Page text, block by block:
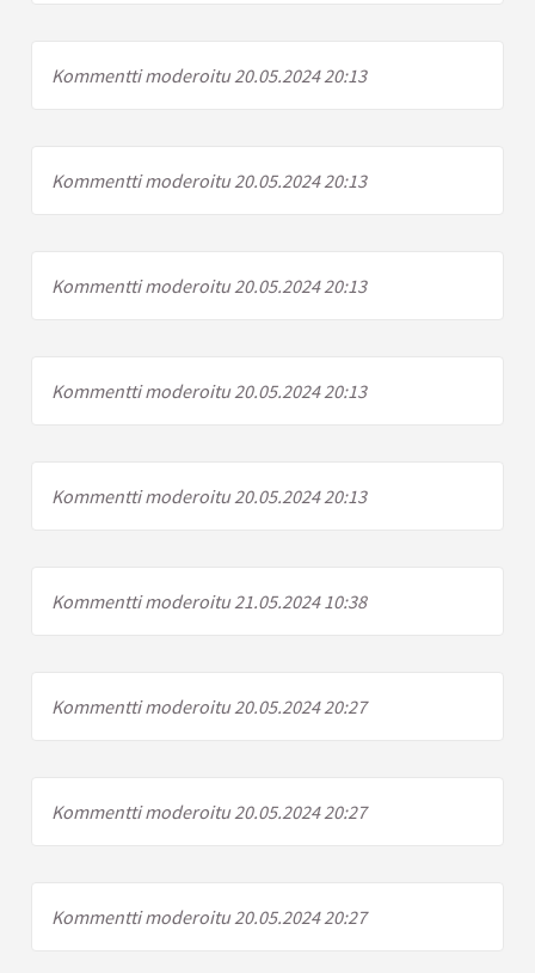
Kommentti moderoitu 20.05.2024 20:13
Kommentti moderoitu 20.05.2024 20:13
Kommentti moderoitu 20.05.2024 20:13
Kommentti moderoitu 20.05.2024 20:13
Kommentti moderoitu 20.05.2024 20:13
Kommentti moderoitu 21.05.2024 10:38
Kommentti moderoitu 20.05.2024 20:27
Kommentti moderoitu 20.05.2024 20:27
Kommentti moderoitu 20.05.2024 20:27